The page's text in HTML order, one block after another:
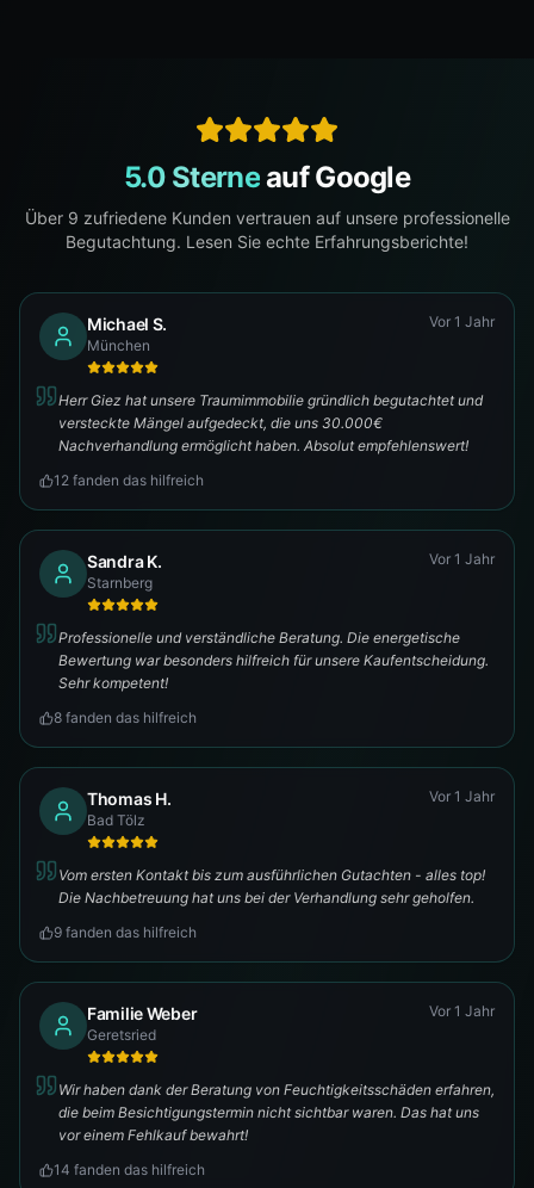
5.0 Sterneauf Google
Über 9 zufriedene Kunden vertrauen auf unsere professionelle
Begutachtung. Lesen Sie echte Erfahrungsberichte!
Michael S.
München
Vor 1 Jahr
Herr Giez hat unsere Traumimmobilie gründlich begutachtet und
versteckte Mängel aufgedeckt, die uns 30.000€
Nachverhandlung ermöglicht haben. Absolut empfehlenswert!
12 fanden das hilfreich
Sandra K.
Starnberg
Vor 1 Jahr
Professionelle und verständliche Beratung. Die energetische
Bewertung war besonders hilfreich für unsere Kaufentscheidung.
Sehr kompetent!
8 fanden das hilfreich
Thomas H.
Bad Tölz
Vor 1 Jahr
Vom ersten Kontakt bis zum ausführlichen Gutachten - alles top!
Die Nachbetreuung hat uns bei der Verhandlung sehr geholfen.
9 fanden das hilfreich
Familie Weber
Geretsried
Vor 1 Jahr
Wir haben dank der Beratung von Feuchtigkeitsschäden erfahren,
die beim Besichtigungstermin nicht sichtbar waren. Das hat uns
vor einem Fehlkauf bewahrt!
14 fanden das hilfreich